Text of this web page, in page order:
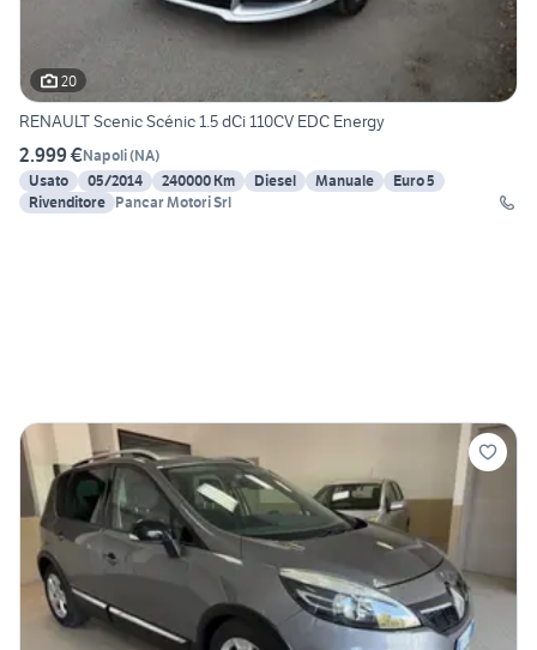
20
RENAULT Scenic Scénic 1.5 dCi 110CV EDC Energy
2.999 €Napoli(NA)
Usato
05/2014 240000 Km Diesel Manuale
Euro 5
Rivenditore Pancar Motori Srl